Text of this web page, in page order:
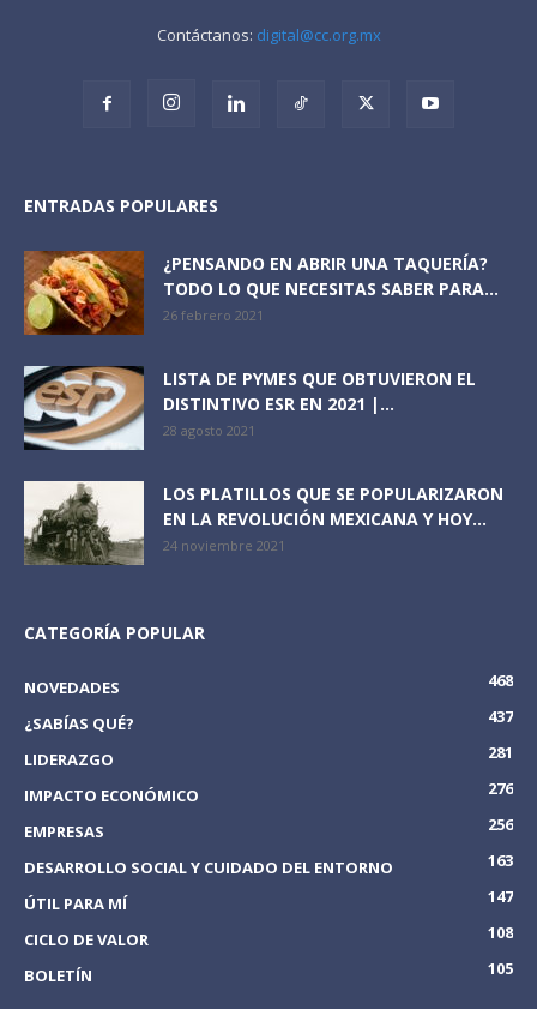
Contáctanos: digital@cc.org.mx
ENTRADAS POPULARES
¿PENSANDO EN ABRIR UNA TAQUERÍA?
TODO LO QUE NECESITAS SABER PARA...
26 febrero 2021
LISTA DE PYMES QUE OBTUVIERON EL
DISTINTIVO ESR EN 2021 |...
28 agosto 2021
LOS PLATILLOS QUE SE POPULARIZARON
EN LA REVOLUCIÓN MEXICANA Y HOY...
24 noviembre 2021
CATEGORÍA POPULAR
NOVEDADES
468
¿SABÍAS QUÉ?
437
LIDERAZGO
281
IMPACTO ECONÓMICO
276
EMPRESAS
256
DESARROLLO SOCIAL Y CUIDADO DEL ENTORNO
163
ÚTIL PARA MÍ
147
CICLO DE VALOR
108
BOLETÍN
105